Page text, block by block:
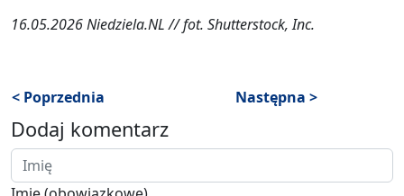
16.05.2026 Niedziela.NL // fot. Shutterstock, Inc.
< Poprzednia Następna >
Dodaj komentarz